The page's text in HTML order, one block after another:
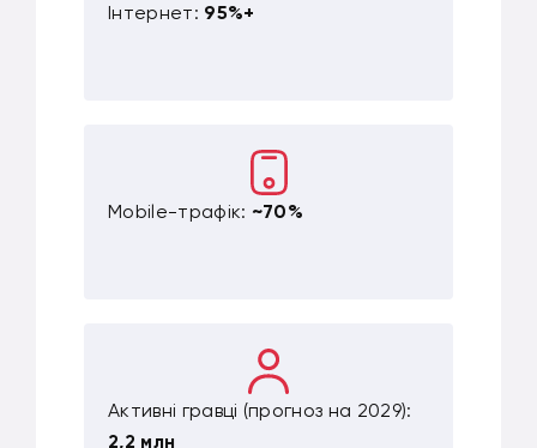
Інтернет: 95%+
Mobile-трафік: ~70%
Активні гравці (прогноз на 2029):
2,2 млн